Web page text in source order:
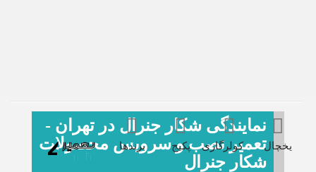
یخچال کولرگازی پکیج برندها
نمایندگی شکار جنرال در تهران -
تعمیر نصب و سرویس محصولات
شکار جنرال